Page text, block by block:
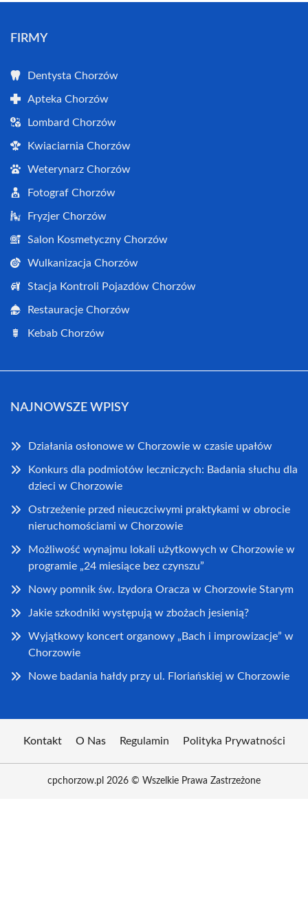
FIRMY
Dentysta Chorzów
Apteka Chorzów
Lombard Chorzów
Kwiaciarnia Chorzów
Weterynarz Chorzów
Fotograf Chorzów
Fryzjer Chorzów
Salon Kosmetyczny Chorzów
Wulkanizacja Chorzów
Stacja Kontroli Pojazdów Chorzów
Restauracje Chorzów
Kebab Chorzów
NAJNOWSZE WPISY
Działania osłonowe w Chorzowie w czasie upałów
Konkurs dla podmiotów leczniczych: Badania słuchu dla
dzieci w Chorzowie
Ostrzeżenie przed nieuczciwymi praktykami w obrocie
nieruchomościami w Chorzowie
Możliwość wynajmu lokali użytkowych w Chorzowie w
programie „24 miesiące bez czynszu”
Nowy pomnik św. Izydora Oracza w Chorzowie Starym
Jakie szkodniki występują w zbożach jesienią?
Wyjątkowy koncert organowy „Bach i improwizacje” w
Chorzowie
Nowe badania hałdy przy ul. Floriańskiej w Chorzowie
Kontakt O Nas Regulamin Polityka Prywatności
cpchorzow.pl 2026 © Wszelkie Prawa Zastrzeżone